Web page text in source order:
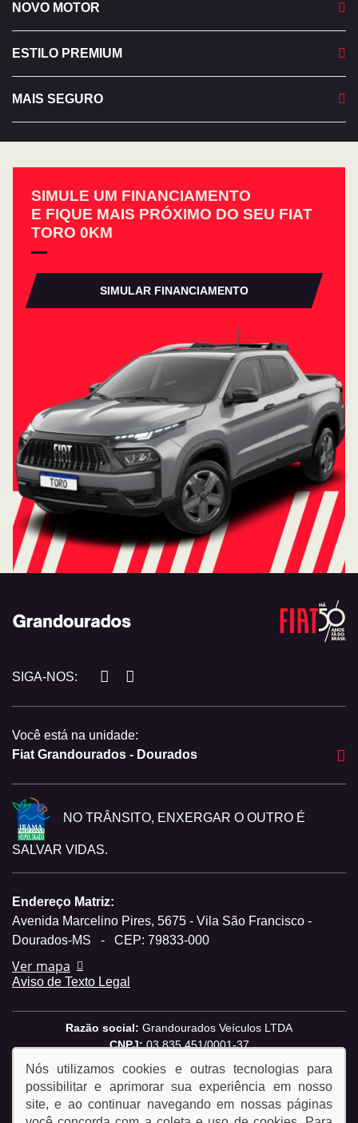
NOVO MOTOR
ESTILO PREMIUM
MAIS SEGURO
SIMULE UM FINANCIAMENTO
E FIQUE MAIS PRÓXIMO DO SEU FIAT
TORO 0KM
SIMULAR FINANCIAMENTO
SIGA-NOS:
Você está na unidade:
Fiat Grandourados - Dourados
NO TRÂNSITO, ENXERGAR O OUTRO É
SALVAR VIDAS.
Endereço Matriz:
Avenida Marcelino Pires, 5675 - Vila São Francisco -
Dourados-MS
- CEP: 79833-000
Ver mapa
Aviso de Texto Legal
Razão social: Grandourados Veículos LTDA
CNPJ:03.835.451/0001-37
Nós utilizamos cookies e outras tecnologias para
possibilitar e aprimorar sua experiência em nosso
site, e ao continuar navegando em nossas páginas